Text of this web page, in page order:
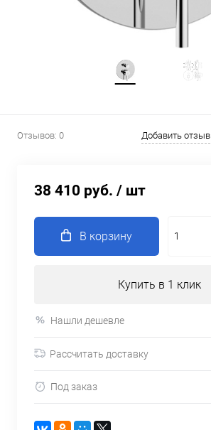
Отзывов: 0 Добавить отзыв
38 410 руб. / шт
В корзину
Купить в 1 клик
Нашли дешевле
Рассчитать доставку
Под заказ